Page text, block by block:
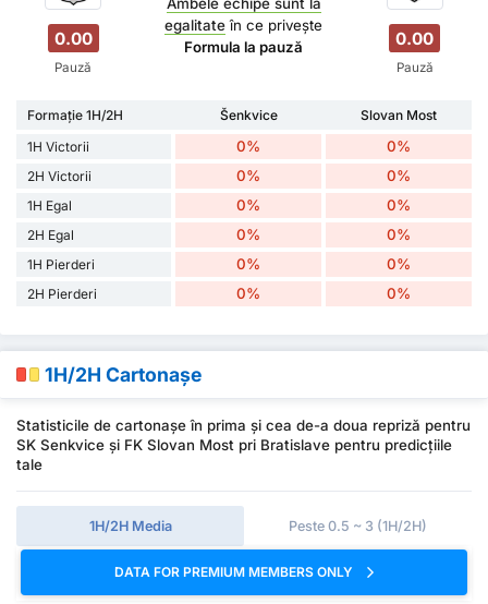
0.00
Pauză
egalitateîn ce privește
Formula la pauză
0.00
Pauză
Formație 1H/2H Šenkvice
Slovan Most
1H Victorii
0% 0%
2H Victorii 0% 0%
1H Egal 0% 0%
2H Egal 0% 0%
1H Pierderi 0% 0%
2H Pierderi 0% 0%
1H/2H Cartonașe
Statisticile de cartonașe în prima și cea de-a doua repriză pentru
SK Senkvice și FK Slovan Most pri Bratislave pentru predicțiile
tale
1H/2H Media Peste 0.5 ~ 3 (1H/2H)
DATA FOR PREMIUM MEMBERS ONLY